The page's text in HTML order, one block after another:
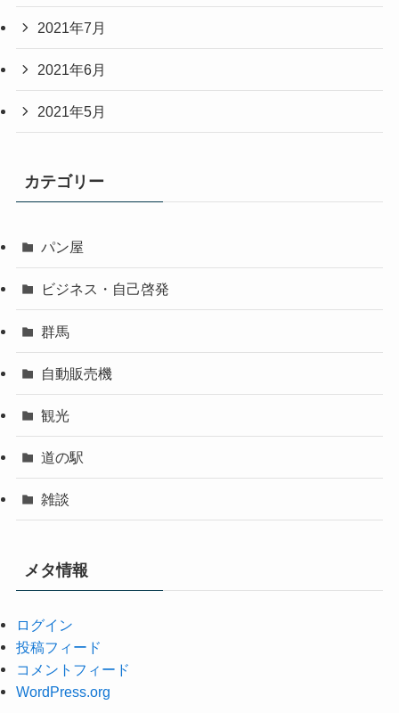
2021年7月
2021年6月
2021年5月
カテゴリー
パン屋
ビジネス・自己啓発
群馬
自動販売機
観光
道の駅
雑談
メタ情報
ログイン
投稿フィード
コメントフィード
WordPress.org